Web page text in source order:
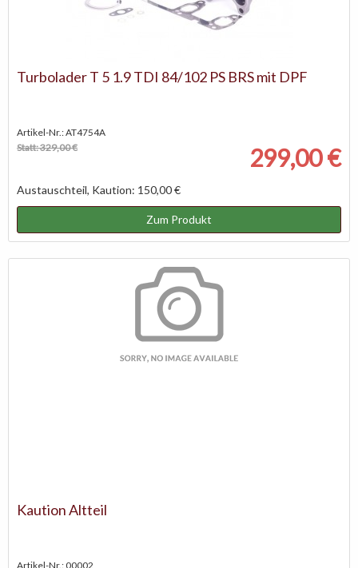
Turbolader T 5 1.9 TDI 84/102 PS BRS mit DPF
Artikel-Nr.: AT4754A
Statt: 329,00 €
299,00 €
Austauschteil, Kaution: 150,00 €
Zum Produkt
Kaution Altteil
Artikel-Nr.: 00002